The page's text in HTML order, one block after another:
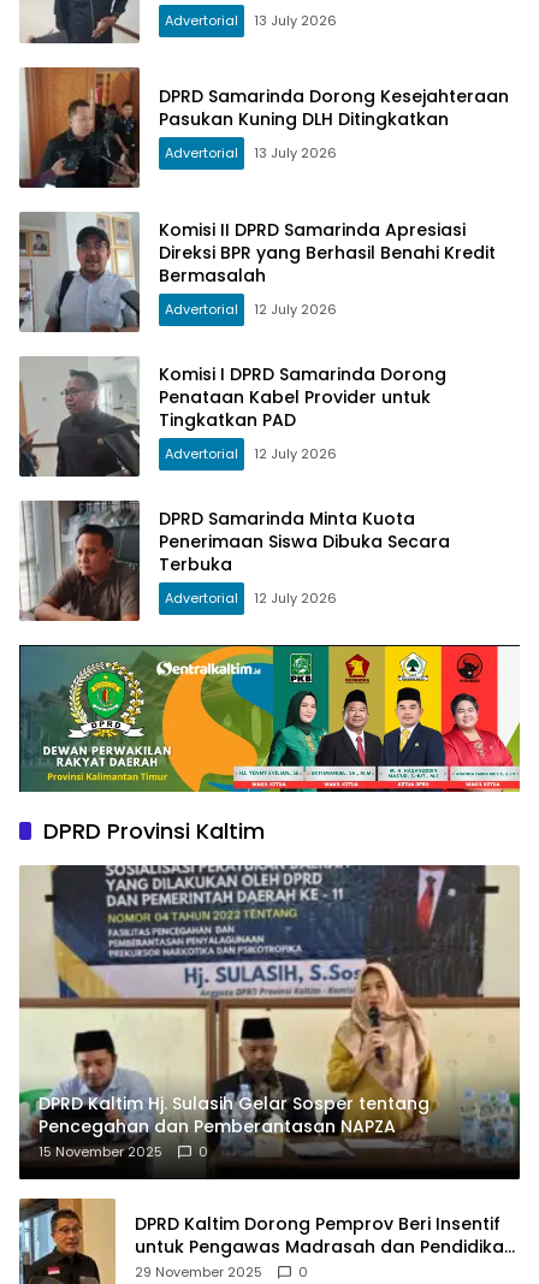
Advertorial 13 July 2026
DPRD Samarinda Dorong Kesejahteraan
Pasukan Kuning DLH Ditingkatkan
Advertorial 13 July 2026
Komisi II DPRD Samarinda Apresiasi
Direksi BPR yang Berhasil Benahi Kredit
Bermasalah
Advertorial 12 July 2026
Komisi I DPRD Samarinda Dorong
Penataan Kabel Provider untuk
Tingkatkan PAD
Advertorial 12 July 2026
DPRD Samarinda Minta Kuota
Penerimaan Siswa Dibuka Secara
Terbuka
Advertorial 12 July 2026
DPRD Provinsi Kaltim
DPRD Kaltim Hj. Sulasih Gelar Sosper tentang
Pencegahan dan Pemberantasan NAPZA
15 November 2025 0
DPRD Kaltim Dorong Pemprov Beri Insentif
untuk Pengawas Madrasah dan Pendidikan
Agama
29 November 2025 0